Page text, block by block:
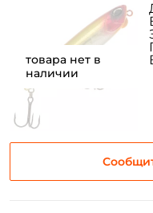
товара нет в
наличии